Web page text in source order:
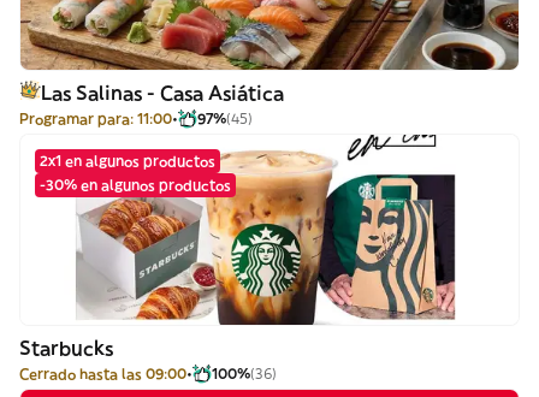
Las Salinas - Casa Asiática
Programar para: 11:00 97%(45)
2x1 en algunos productos
-30% en algunos productos
Starbucks
Cerrado hasta las 09:00 100%(36)